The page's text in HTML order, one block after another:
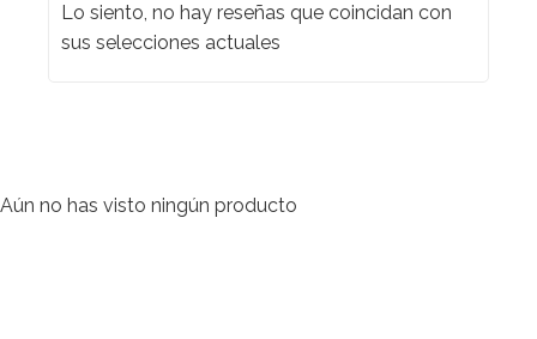
Lo siento, no hay reseñas que coincidan con
sus selecciones actuales
Aún no has visto ningún producto